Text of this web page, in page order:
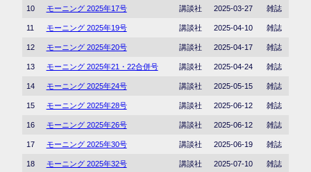
10 モーニング 2025年17号 講談社 2025-03-27 雑誌
11 モーニング 2025年19号 講談社 2025-04-10 雑誌
12 モーニング 2025年20号 講談社 2025-04-17 雑誌
13 モーニング 2025年21・22合併号 講談社 2025-04-24 雑誌
14 モーニング 2025年24号 講談社 2025-05-15 雑誌
15 モーニング 2025年28号 講談社 2025-06-12 雑誌
16 モーニング 2025年26号 講談社 2025-06-12 雑誌
17 モーニング 2025年30号 講談社 2025-06-19 雑誌
18 モーニング 2025年32号 講談社 2025-07-10 雑誌